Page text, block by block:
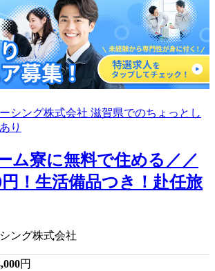
ム寮に無料で住める／／
！生活備品つき！赴任旅
ング株式会社
円